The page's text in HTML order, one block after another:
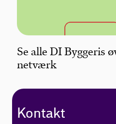
Se alle DI Byggeris
netværk
Kontakt